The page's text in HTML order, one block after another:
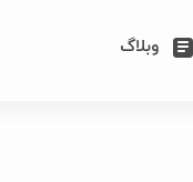
وبلاگ